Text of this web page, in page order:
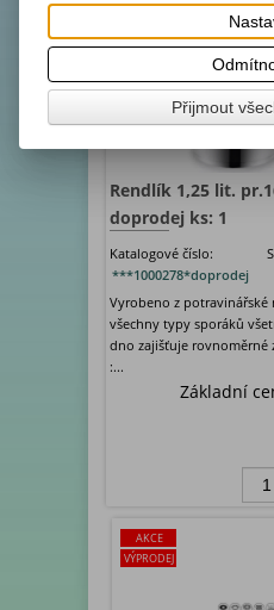
VÝPRODEJ
Rendlík 1,25 lit.
doprodej ks: 1
Katalogové číslo:
***1000278*doprodej
Vyrobeno z potravinářské
všechny typy sporáků
dno zajišťuje rovnoměrné
:...
Základní
AKCE
VÝPRODEJ
Přijmout